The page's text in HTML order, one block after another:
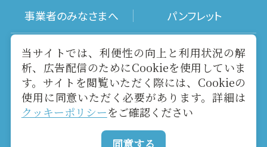
事業者のみなさまへ パンフレット
写真ダウンロード 動画ギャラリー
お役立ちリンク 当サイトについて
メールマガジン お問い合わせ
当サイトでは、利便性の向上と利用状況の解
析、広告配信のためにCookieを使用していま
す。サイトを閲覧いただく際には、Cookieの
使用に同意いただく必要があります。詳細は
クッキーポリシーをご確認ください
同意する